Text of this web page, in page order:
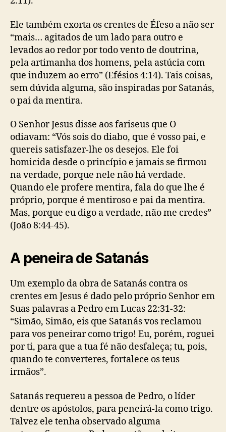
Ele também exorta os crentes de Éfeso a não ser
“mais… agitados de um lado para outro e
levados ao redor por todo vento de doutrina,
pela artimanha dos homens, pela astúcia com
que induzem ao erro” (Efésios 4:14). Tais coisas,
sem dúvida alguma, são inspiradas por Satanás,
o pai da mentira.
O Senhor Jesus disse aos fariseus que O
odiavam: “Vós sois do diabo, que é vosso pai, e
quereis satisfazer-lhe os desejos. Ele foi
homicida desde o princípio e jamais se firmou
na verdade, porque nele não há verdade.
Quando ele profere mentira, fala do que lhe é
próprio, porque é mentiroso e pai da mentira.
Mas, porque eu digo a verdade, não me credes”
(João 8:44-45).
A peneira de Satanás
Um exemplo da obra de Satanás contra os
crentes em Jesus é dado pelo próprio Senhor em
Suas palavras a Pedro em Lucas 22:31-32:
“Simão, Simão, eis que Satanás vos reclamou
para vos peneirar como trigo! Eu, porém, roguei
por ti, para que a tua fé não desfaleça; tu, pois,
quando te converteres, fortalece os teus
irmãos”.
Satanás requereu a pessoa de Pedro, o líder
dentre os apóstolos, para peneirá-la como trigo.
Talvez ele tenha observado alguma